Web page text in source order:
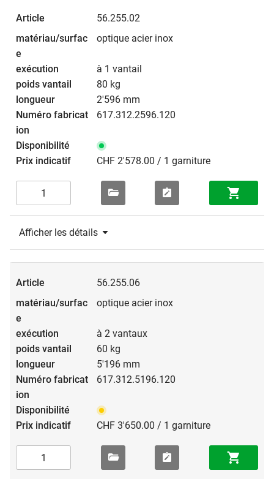
56.255.02
optique acier inox
à 1 vantail
80 kg
2'596 mm
617.312.2596.120
CHF 2'578.00 / 1 garniture
Afficher les détails
56.255.06
optique acier inox
à 2 vantaux
60 kg
5'196 mm
617.312.5196.120
CHF 3'650.00 / 1 garniture